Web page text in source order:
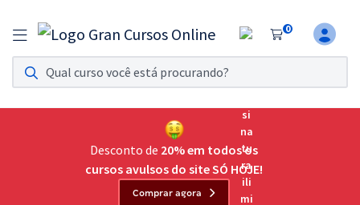
0
Assinatura Ilimitada 11
Acesso a todos os cursos. Teste grátis por 7 dias!
Assinatura OAB Até Passar
Acesso ilimitado a toda preparação para o Exame da
Residências Multiprofissionais
Desconto de 20% em todos os
cursos avulsos do site SÓ HOJE!
Comprar agora